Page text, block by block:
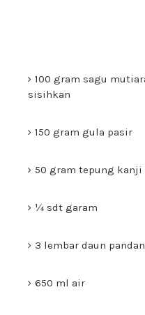
100 gram sagu
sisihkan
150 gram gula pasir
50 gram tepung kanji
¼ sdt garam
3 lembar daun pandan
650 ml air